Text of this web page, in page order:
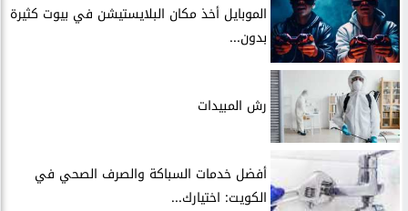
الموبايل أخذ مكان البلايستيشن في بيوت كثيرة
بدون...
رش المبيدات
أفضل خدمات السباكة والصرف الصحي في
الكويت: اختيارك...